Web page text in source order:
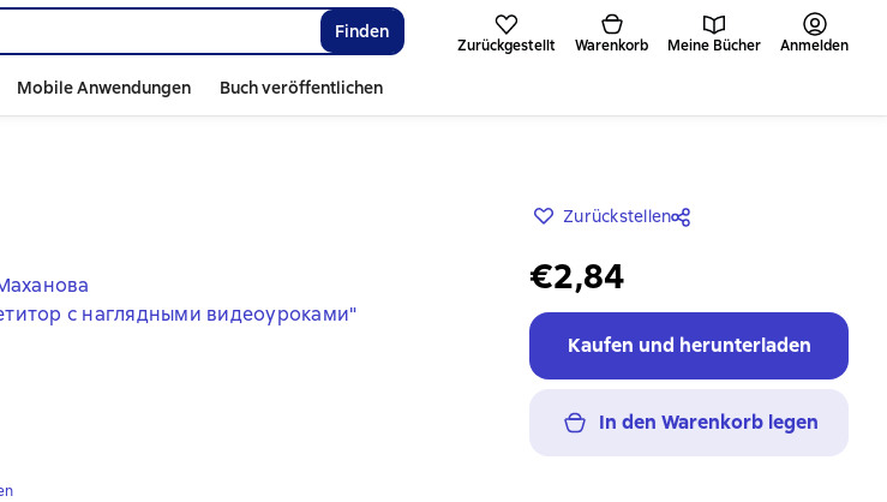
Finden
Zurückgestellt Warenkorb Meine Bücher Anmelden
Mobile Anwendungen Buch veröffentlichen
с наглядными видеоуроками"
Zurückstellen
€2,84
Kaufen und herunterladen
In den Warenkorb legen